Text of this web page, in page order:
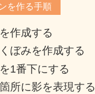
を作る手順
作成する
ぼみを作成する
1番下にする
所に影を表現する